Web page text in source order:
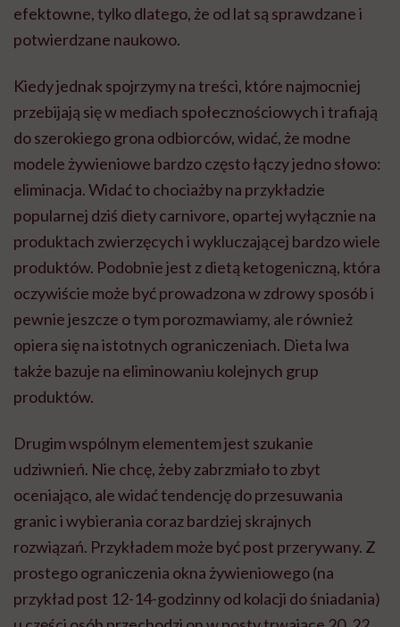
efektowne, tylko dlatego, że od lat są sprawdzane i
potwierdzane naukowo.
Kiedy jednak spojrzymy na treści, które najmocniej
przebijają się w mediach społecznościowych i trafiają
do szerokiego grona odbiorców, widać, że modne
modele żywieniowe bardzo często łączy jedno słowo:
eliminacja. Widać to chociażby na przykładzie
popularnej dziś diety carnivore, opartej wyłącznie na
produktach zwierzęcych i wykluczającej bardzo wiele
produktów. Podobnie jest z dietą ketogeniczną, która
oczywiście może być prowadzona w zdrowy sposób i
pewnie jeszcze o tym porozmawiamy, ale również
opiera się na istotnych ograniczeniach. Dieta lwa
także bazuje na eliminowaniu kolejnych grup
produktów.
Drugim wspólnym elementem jest szukanie
udziwnień. Nie chcę, żeby zabrzmiało to zbyt
oceniająco, ale widać tendencję do przesuwania
granic i wybierania coraz bardziej skrajnych
rozwiązań. Przykładem może być post przerywany. Z
prostego ograniczenia okna żywieniowego (na
przykład post 12-14-godzinny od kolacji do śniadania)